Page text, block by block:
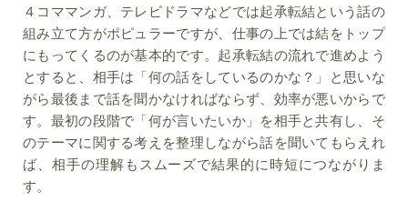
４コママンガ、テレビドラマなどでは起承転結という話の
組み立て方がポピュラーですが、仕事の上では結をトップ
にもってくるのが基本的です。起承転結の流れで進めよう
とすると、相手は「何の話をしているのかな？」と思いな
がら最後まで話を聞かなければならず、効率が悪いからで
す。最初の段階で「何が言いたいか」を相手と共有し、そ
のテーマに関する考えを整理しながら話を聞いてもらえれ
ば、相手の理解もスムーズで結果的に時短につながりま
す。